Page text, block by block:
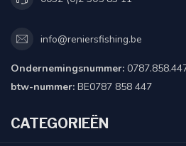
info@reniersfishing.be
Ondernemingsnummer:
btw-nummer: BE0787 858 447
CATEGORIEËN